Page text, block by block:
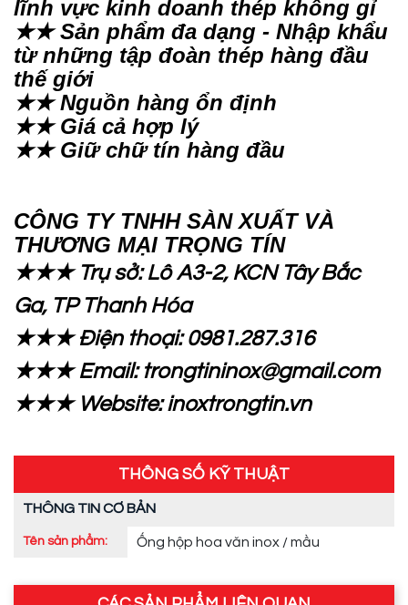
lĩnh vực kinh doanh thép không gỉ
★★ Sản phẩm đa dạng - Nhập khẩu
từ những tập đoàn thép hàng đầu
thế giới
★★ Nguồn hàng ổn định
★★ Giá cả hợp lý
★★ Giữ chữ tín hàng đầu
CÔNG TY TNHH SÀN XUẤT VÀ
THƯƠNG MẠI TRỌNG TÍN
★★★ Trụ sở: Lô A3-2, KCN Tây Bắc
Ga, TP Thanh Hóa
★★★ Điện thoại: 0981.287.316
★★★ Email: trongtininox@gmail.com
★★★ Website: inoxtrongtin.vn
THÔNG SỐ KỸ THUẬT
THÔNG TIN CƠ BẢN
Tên sản phẩm: Ống hộp hoa văn inox / mầu